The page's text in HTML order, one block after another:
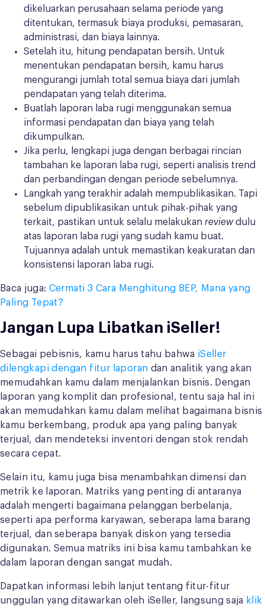
dikeluarkan perusahaan selama periode yang
ditentukan, termasuk biaya produksi, pemasaran,
administrasi, dan biaya lainnya.
Setelah itu, hitung pendapatan bersih. Untuk
menentukan pendapatan bersih, kamu harus
mengurangi jumlah total semua biaya dari jumlah
pendapatan yang telah diterima.
Buatlah laporan laba rugi menggunakan semua
informasi pendapatan dan biaya yang telah
dikumpulkan.
Jika perlu, lengkapi juga dengan berbagai rincian
tambahan ke laporan laba rugi, seperti analisis trend
dan perbandingan dengan periode sebelumnya.
Langkah yang terakhir adalah mempublikasikan. Tapi
sebelum dipublikasikan untuk pihak-pihak yang
terkait, pastikan untuk selalu melakukan reviewdulu
atas laporan laba rugi yang sudah kamu buat.
Tujuannya adalah untuk memastikan keakuratan dan
konsistensi laporan laba rugi.
Baca juga: Cermati 3 Cara Menghitung BEP, Mana yang
Paling Tepat?
Jangan Lupa Libatkan iSeller!
Sebagai pebisnis, kamu harus tahu bahwa iSeller
dilengkapi dengan fitur laporan dan analitik yang akan
memudahkan kamu dalam menjalankan bisnis. Dengan
laporan yang komplit dan profesional, tentu saja hal ini
akan memudahkan kamu dalam melihat bagaimana bisnis
kamu berkembang, produk apa yang paling banyak
terjual, dan mendeteksi inventori dengan stok rendah
secara cepat.
Selain itu, kamu juga bisa menambahkan dimensi dan
metrik ke laporan. Matriks yang penting di antaranya
adalah mengerti bagaimana pelanggan berbelanja,
seperti apa performa karyawan, seberapa lama barang
terjual, dan seberapa banyak diskon yang tersedia
digunakan. Semua matriks ini bisa kamu tambahkan ke
dalam laporan dengan sangat mudah.
Dapatkan informasi lebih lanjut tentang fitur-fitur
unggulan yang ditawarkan oleh iSeller, langsung saja klik